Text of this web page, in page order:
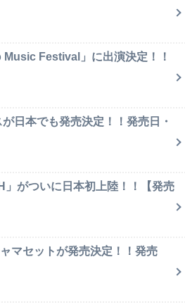
Festival」に出演決定！！
日本でも発売決定！！発売日・
がついに日本初上陸！！【発売
マセットが発売決定！！発売